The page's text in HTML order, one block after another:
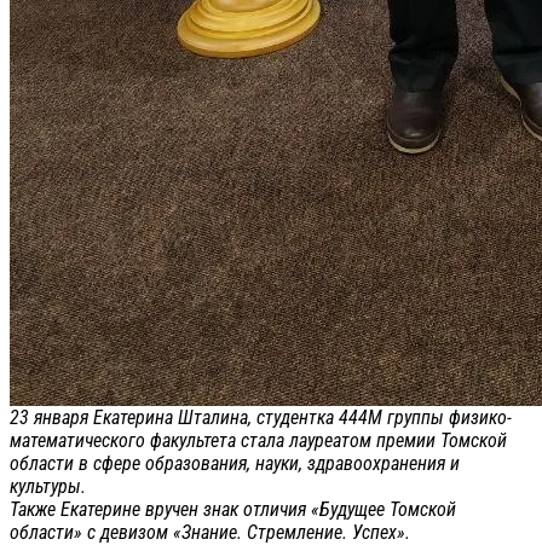
23 января Екатерина Шталина, студентка 444М группы физико-
математического факультета стала лауреатом премии Томской
области в сфере образования, науки, здравоохранения и
культуры.
Также Екатерине вручен знак отличия «Будущее Томской
области» с девизом «Знание. Стремление. Успех».